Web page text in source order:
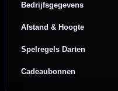
Bedrijfsgegevens
Afstand & Hoogte
Spelregels Darten
Cadeaubonnen